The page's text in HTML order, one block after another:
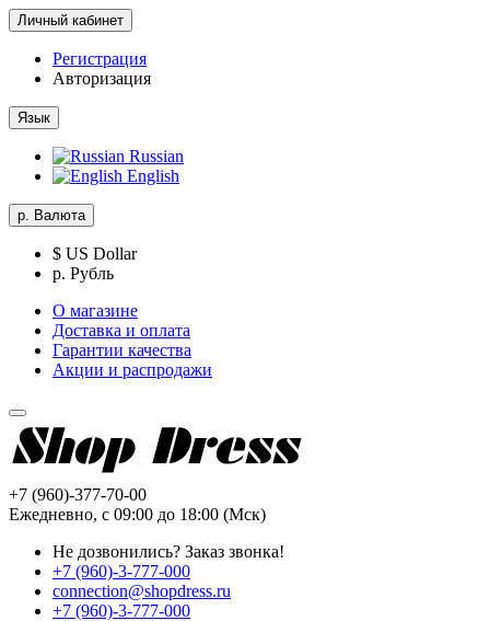
Личный кабинет
Регистрация
Авторизация
Язык
Russian
English
р. Валюта
$ US Dollar
р. Рубль
О магазине
Доставка и оплата
Гарантии качества
Акции и распродажи
+7 (960)-377-70-00
Ежедневно, с 09:00 до 18:00 (Мск)
Не дозвонились? Заказ звонка!
+7 (960)-3-777-000
connection@shopdress.ru
+7 (960)-3-777-000